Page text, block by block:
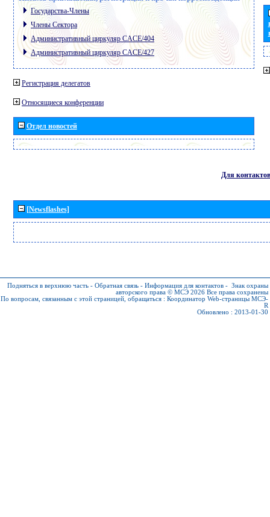
Государства-Члены
Члены Сектора
Административный циркуляр CACE/404
Административный циркуляр CACE/427
Регистрация делегатов
Относящиеся конференции
Отдел новостей
Для контактов
[Newsflashes]
Подняться в верхнюю часть - Обратная связь - Информация для контактов - Знак охраны
авторского права © МСЭ 2026 Все права сохранены
По вопросам, связанным с этой страницей, обращаться : Координатор Web-страницы МСЭ-
R
Обновлено : 2013-01-30